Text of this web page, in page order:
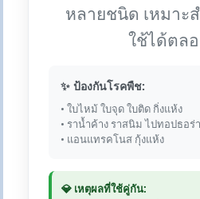
หลายชนิด เหมาะ
ใช้ได้ตล
✨ ป้องกันโรคพืช:
• ใบไหม้ ใบจุด ใบติด กิ่งแห้ง
• ราน้ำค้าง ราสนิม ไปทอปธอร่า
• แอนแทรคโนส กุ้งแห้ง
💎 เหตุผลที่ใช้คู่กัน: